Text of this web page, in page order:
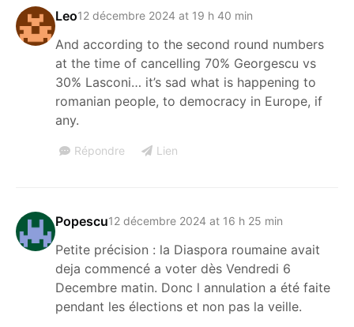
Leo12 décembre 2024 at 19 h 40 min
And according to the second round numbers
at the time of cancelling 70% Georgescu vs
30% Lasconi… it’s sad what is happening to
romanian people, to democracy in Europe, if
any.
Répondre Lien
Popescu12 décembre 2024 at 16 h 25 min
Petite précision : la Diaspora roumaine avait
deja commencé a voter dès Vendredi 6
Decembre matin. Donc l annulation a été faite
pendant les élections et non pas la veille.
Les livres
Charles
Gave enfin